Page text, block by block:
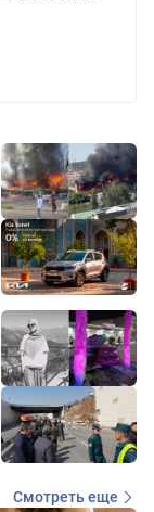
Смотреть еще